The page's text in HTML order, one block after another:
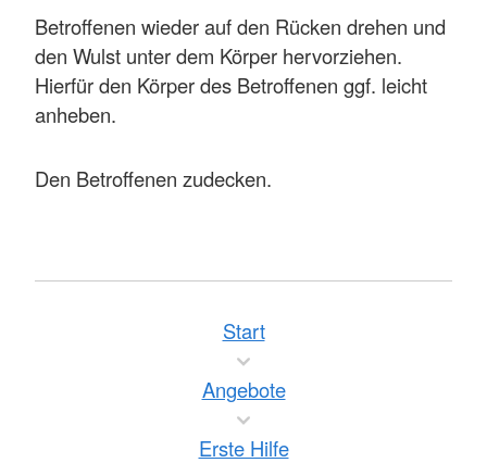
Betroffenen wieder auf den Rücken drehen und
den Wulst unter dem Körper hervorziehen.
Hierfür den Körper des Betroffenen ggf. leicht
anheben.
Den Betroffenen zudecken.
Start
Angebote
Erste Hilfe